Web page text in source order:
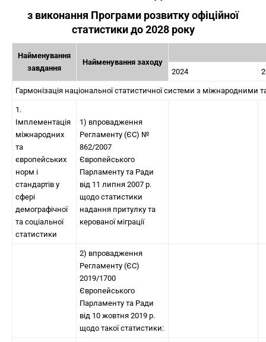
з виконання Програми розвитку офіційної
статистики до 2028 року
Найменування
завдання
Найменування заходу
2024
Гармонізація національної статистичної системи з
1.
Імплементація
міжнародних
та
європейських
норм і
стандартів у
сфері
демографічної
та соціальної
статистики
1) впровадження
Регламенту (ЄС) №
862/2007
Європейського
Парламенту та Ради
від 11 липня 2007 р.
щодо статистики
надання притулку та
керованої міграції
2) впровадження
Регламенту (ЄС)
2019/1700
Європейського
Парламенту та Ради
від 10 жовтня 2019 р.
щодо такої статистики: